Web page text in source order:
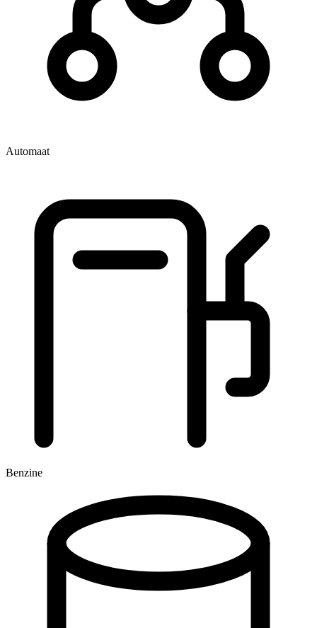
Automaat
Benzine